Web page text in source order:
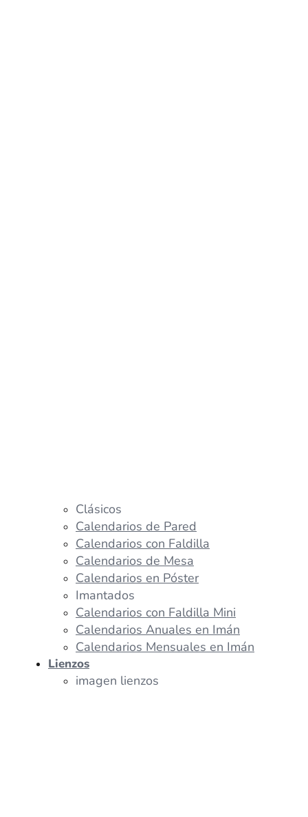
Clásicos
Calendarios de Pared
Calendarios con Faldilla
Calendarios de Mesa
Calendarios en Póster
Imantados
Calendarios con Faldilla Mini
Calendarios Anuales en Imán
Calendarios Mensuales en Imán
Lienzos
imagen lienzos